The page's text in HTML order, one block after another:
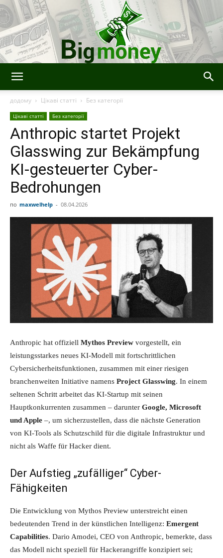
додому Цікаві статті Без категорії
Цікаві статті Без категорії
Anthropic startet Projekt
Glasswing zur Bekämpfung
KI-gesteuerter Cyber-
Bedrohungen
по maxwelhelp - 08.04.2026
Anthropic hat offiziell Mythos Preview vorgestellt, ein
leistungsstarkes neues KI-Modell mit fortschrittlichen
Cybersicherheitsfunktionen, zusammen mit einer riesigen
branchenweiten Initiative namens Project Glasswing. In einem
seltenen Schritt arbeitet das KI-Startup mit seinen
Hauptkonkurrenten zusammen – darunter Google, Microsoft
und Apple –, um sicherzustellen, dass die nächste Generation
von KI-Tools als Schutzschild für die digitale Infrastruktur und
nicht als Waffe für Hacker dient.
Der Aufstieg „zufälliger“ Cyber-
Fähigkeiten
Die Entwicklung von Mythos Preview unterstreicht einen
bedeutenden Trend in der künstlichen Intelligenz: Emergent
Capabilities. Dario Amodei, CEO von Anthropic, bemerkte, dass
das Modell nicht speziell für Hackerangriffe konzipiert sei;